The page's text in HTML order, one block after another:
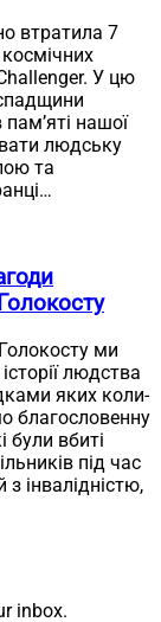
втратила 7
У цю
нашої
людську
та
ми
людства
яких коли-
благословенну
були вбиті
під час
інвалідністю,
inbox.